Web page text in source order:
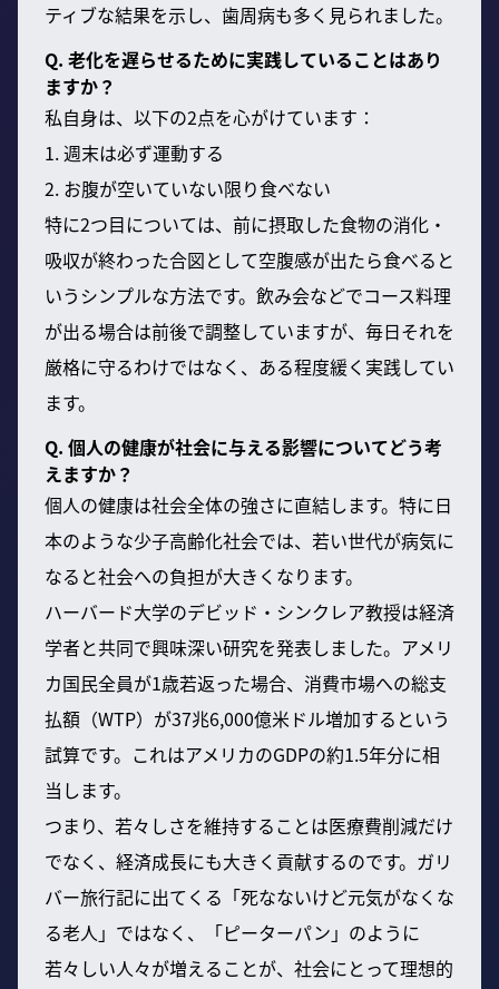
ティブな結果を示し、歯周病も多く見られました。
Q. 老化を遅らせるために実践していることはあり
ますか？
私自身は、以下の2点を心がけています：
1. 週末は必ず運動する
2. お腹が空いていない限り食べない
特に2つ目については、前に摂取した食物の消化・
吸収が終わった合図として空腹感が出たら食べると
いうシンプルな方法です。飲み会などでコース料理
が出る場合は前後で調整していますが、毎日それを
厳格に守るわけではなく、ある程度緩く実践してい
ます。
Q. 個人の健康が社会に与える影響についてどう考
えますか？
個人の健康は社会全体の強さに直結します。特に日
本のような少子高齢化社会では、若い世代が病気に
なると社会への負担が大きくなります。
ハーバード大学のデビッド・シンクレア教授は経済
学者と共同で興味深い研究を発表しました。アメリ
カ国民全員が1歳若返った場合、消費市場への総支
払額（WTP）が37兆6,000億米ドル増加するという
試算です。これはアメリカのGDPの約1.5年分に相
当します。
つまり、若々しさを維持することは医療費削減だけ
でなく、経済成長にも大きく貢献するのです。ガリ
バー旅行記に出てくる「死なないけど元気がなくな
る老人」ではなく、「ピーターパン」のように
若々しい人々が増えることが、社会にとって理想的